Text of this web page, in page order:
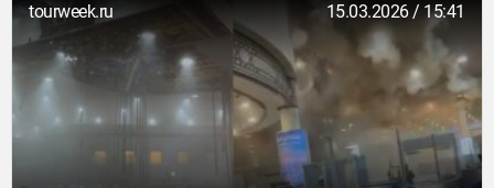
tourweek.ru 15.03.2026 / 15:41